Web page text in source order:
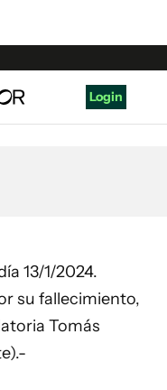
Login
13/1/2024.
su fallecimiento,
Tomás